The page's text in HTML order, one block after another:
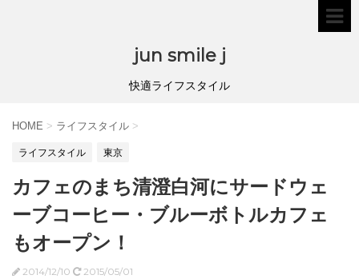
jun smile j
快適ライフスタイル
HOME > ライフスタイル >
ライフスタイル 東京
カフェのまち清澄白河にサードウェ
ーブコーヒー・ブルーボトルカフェ
もオープン！
2014/12/10 2015/05/01